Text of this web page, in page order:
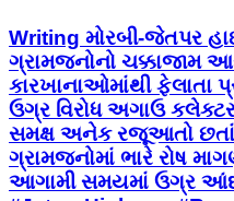
Writing મોરબી-જેતપર
ગ્રામજનોનો ચક્કાજામ
કારખાનાઓમાંથી ફેલાતા
ઉગ્ર વિરોધ અગાઉ
સમક્ષ અનેક રજૂઆતો
ગ્રામજનોમાં ભારે રોષ
આગામી સમયમાં ઉગ્ર